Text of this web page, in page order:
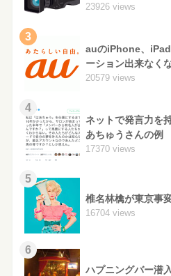
23926 views
3
auのiPhone、
ーション出来なく
20579 views
4
ネットで発言力を
あちゅうさんの例
17370 views
5
椎名林檎が東京事
16704 views
6
ハプニングバー潜